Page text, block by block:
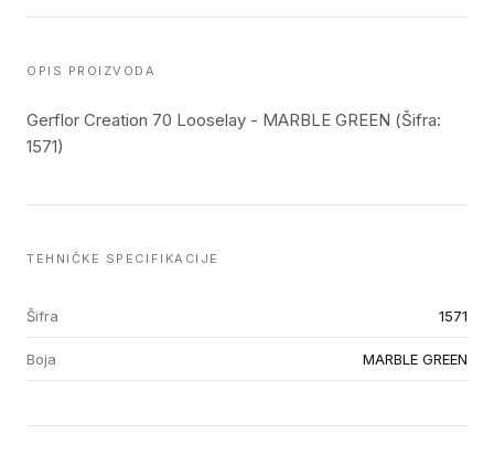
OPIS PROIZVODA
Gerflor Creation 70 Looselay - MARBLE GREEN (Šifra:
1571)
TEHNIČKE SPECIFIKACIJE
Šifra 1571
Boja MARBLE GREEN